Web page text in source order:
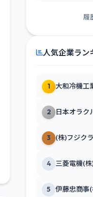
履
人気企業ラン
1 大和冷機工
2 日本オラク
3 (株)フジクラ
4 三菱電機(
5 伊藤忠商事